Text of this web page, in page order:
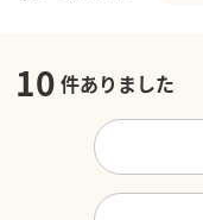
10 件ありました